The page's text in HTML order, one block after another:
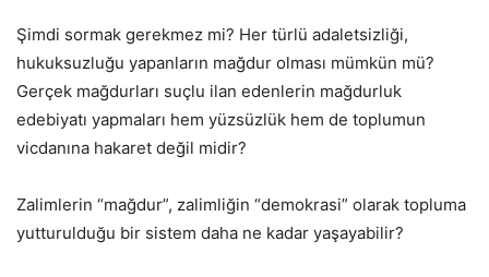
Şimdi sormak gerekmez mi? Her türlü adaletsizliği,
hukuksuzluğu yapanların mağdur olması mümkün mü?
Gerçek mağdurları suçlu ilan edenlerin mağdurluk
edebiyatı yapmaları hem yüzsüzlük hem de toplumun
vicdanına hakaret değil midir?
Zalimlerin “mağdur”, zalimliğin “demokrasi” olarak topluma
yutturulduğu bir sistem daha ne kadar yaşayabilir?